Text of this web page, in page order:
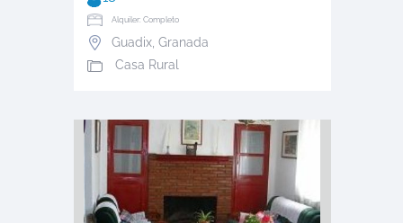
Alquiler: Completo
Guadix, Granada
Casa Rural